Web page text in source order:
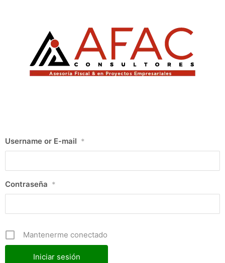
Username or E-mail *
Contraseña *
Mantenerme conectado